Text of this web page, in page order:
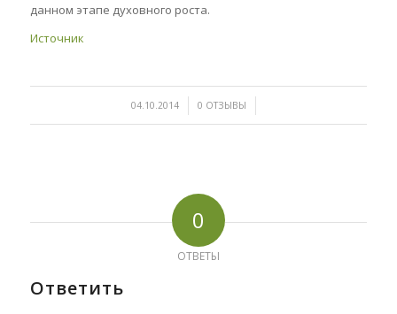
данном этапе духовного роста.
Источник
04.10.2014
/ 0 ОТЗЫВЫ
/
0
ОТВЕТЫ
Ответить